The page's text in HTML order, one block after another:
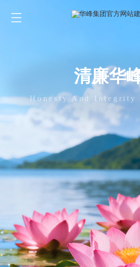
清廉华
Honesty And Integrity